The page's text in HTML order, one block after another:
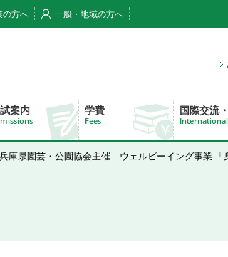
の方へ 一般・地域の方へ
案内 学費
Fees
国際交流
International
庫県園芸・公園協会主催 ウェルビーイング事業